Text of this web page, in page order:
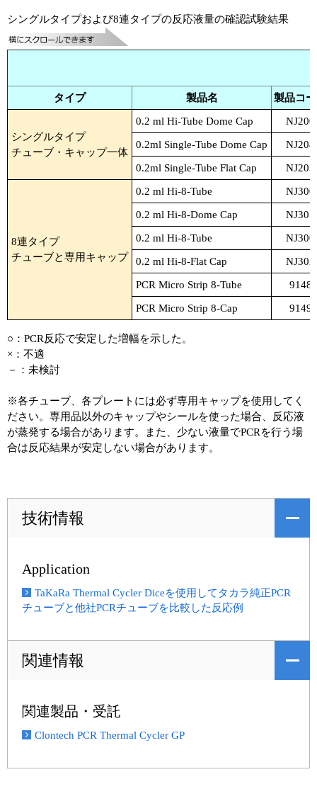
シングルタイプおよび8連タイプの反応液量の確認試験結果
タイプ 製品名 製品コ
シングルタイプ
チューブ・キャップ一体
0.2 ml Hi-Tube Dome Cap NJ200
0.2ml Single-Tube Dome Cap NJ204
0.2ml Single-Tube Flat Cap NJ205
8連タイプ
チューブと専用キャップ
0.2 ml Hi-8-Tube NJ300
0.2 ml Hi-8-Dome Cap NJ301
0.2 ml Hi-8-Tube NJ300
0.2 ml Hi-8-Flat Cap NJ302
PCR Micro Strip 8-Tube 9148
PCR Micro Strip 8-Cap 9149
○：PCR反応で安定した増幅を示した。
×：不適
－：未検討
※各チューブ、各プレートには必ず専用キャップを使用してく
ださい。専用品以外のキャップやシールを使った場合、反応液
が蒸発する場合があります。また、少ない液量でPCRを行う場
合は反応結果が安定しない場合があります。
技術情報
Application
TaKaRa Thermal Cycler Diceを使用してタカラ純正PCR
チューブと他社PCRチューブを比較した反応例
関連情報
関連製品・受託
Clontech PCR Thermal Cycler GP